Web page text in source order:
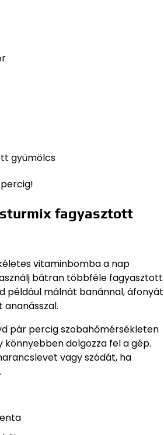
gyümölcs
percig!
fagyasztott
vitaminbomba a nap
bátran többféle fagyasztott
például málnát banánnal, áfonyát
pár percig szobahőmérsékleten
könnyebben dolgozza fel a gép.
vagy szódát, ha